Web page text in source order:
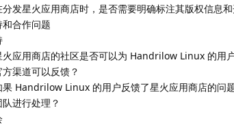
分发星火应用商店时，是否需要明确标注其版权信息
合作问题
火应用商店的社区是否可以为 Handrilow Linux 的用
渠道可以反馈？
果 Handrilow Linux 的用户反馈了星火应用商店的问
进行处理？